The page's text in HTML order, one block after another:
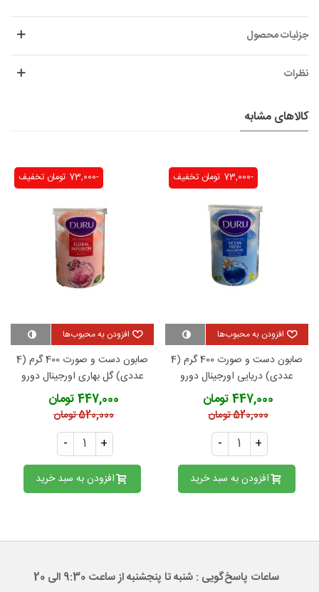
جزئیات محصول
نظرات
کالاهای مشابه
تخفیف -73,000 تومان
افزودن به محبوب‌ها
صابون دست و صورت 400 گرم (4
عددی) دریایی اورجینال دورو
447,000 تومان
520,000 تومان
- +
افزودن به سبد خرید
تخفیف -73,000 تومان
افزودن به محبوب‌ها
صابون دست و صورت 400 گرم (4
عددی) گل بهاری اورجینال دورو
447,000 تومان
520,000 تومان
- +
افزودن به سبد خرید
ساعات پاسخ‌گویی : شنبه تا پنجشنبه از ساعت 9:30 الی 20